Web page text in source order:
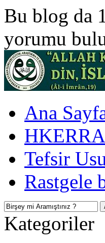
Bu blog da
yorumu
Ana
Tefsir
Rastgele
Kategoriler